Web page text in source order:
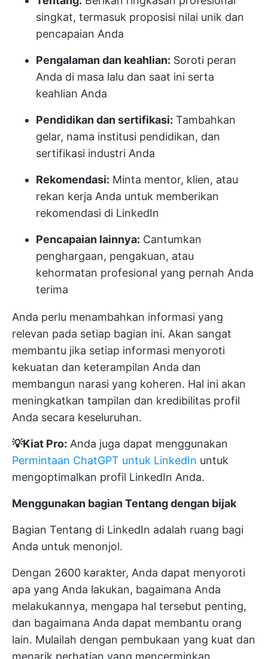
singkat, termasuk proposisi nilai unik dan
pencapaian Anda
Pengalaman dan keahlian: Soroti peran
Anda di masa lalu dan saat ini serta
keahlian Anda
Pendidikan dan sertifikasi: Tambahkan
gelar, nama institusi pendidikan, dan
sertifikasi industri Anda
Rekomendasi: Minta mentor, klien, atau
rekan kerja Anda untuk memberikan
rekomendasi di LinkedIn
Pencapaian lainnya: Cantumkan
penghargaan, pengakuan, atau
kehormatan profesional yang pernah Anda
terima
Anda perlu menambahkan informasi yang
relevan pada setiap bagian ini. Akan sangat
membantu jika setiap informasi menyoroti
kekuatan dan keterampilan Anda dan
membangun narasi yang koheren. Hal ini akan
meningkatkan tampilan dan kredibilitas profil
Anda secara keseluruhan.
💡Kiat Pro: Anda juga dapat menggunakan
Permintaan ChatGPT untuk LinkedIn untuk
mengoptimalkan profil LinkedIn Anda.
Menggunakan bagian Tentang dengan bijak
Bagian Tentang di LinkedIn adalah ruang bagi
Anda untuk menonjol.
Dengan 2600 karakter, Anda dapat menyoroti
apa yang Anda lakukan, bagaimana Anda
melakukannya, mengapa hal tersebut penting,
dan bagaimana Anda dapat membantu orang
lain. Mulailah dengan pembukaan yang kuat dan
menarik perhatian yang mencerminkan